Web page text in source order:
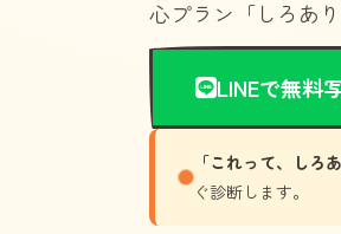
心プラン 「しろあ
LINEで無料
「これって、しろ
ぐ診断します。